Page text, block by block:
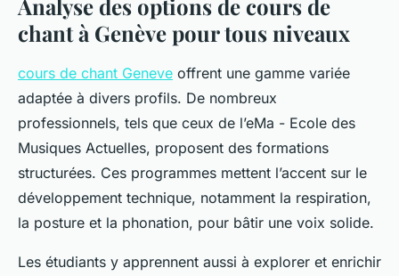
Analyse des options de cours de
chant à Genève pour tous niveaux
cours de chant Geneve offrent une gamme variée
adaptée à divers profils. De nombreux
professionnels, tels que ceux de l’eMa - Ecole des
Musiques Actuelles, proposent des formations
structurées. Ces programmes mettent l’accent sur le
développement technique, notamment la respiration,
la posture et la phonation, pour bâtir une voix solide.
Les étudiants y apprennent aussi à explorer et enrichir